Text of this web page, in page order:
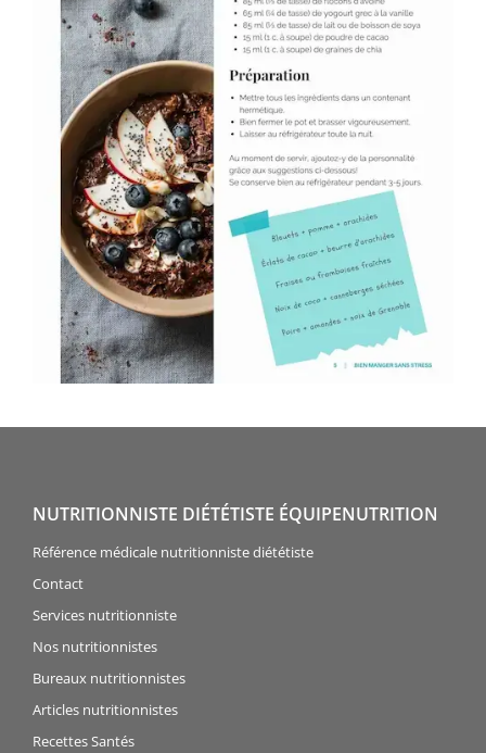
NUTRITIONNISTE DIÉTÉTISTE ÉQUIPENUTRITION
Référence médicale nutritionniste diététiste
Contact
Services nutritionniste
Nos nutritionnistes
Bureaux nutritionnistes
Articles nutritionnistes
Recettes Santés